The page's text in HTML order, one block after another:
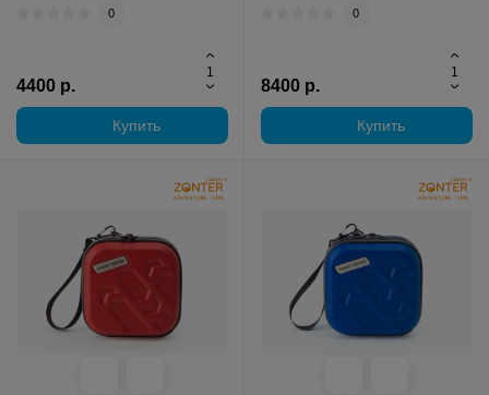
0
4400 р.
Купить
0
8400 р.
Купить